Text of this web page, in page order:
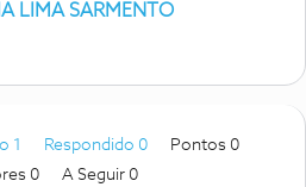
LIMA SARMENTO
1 Respondido 0
Pontos 0
0 A Seguir 0